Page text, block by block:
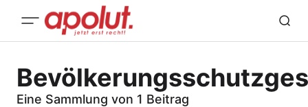
Eine Sammlung von 1 Beitrag